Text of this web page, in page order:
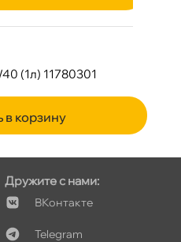
(1л) 11780301
в корзину
Дружите с нами:
Контакте
Telegram